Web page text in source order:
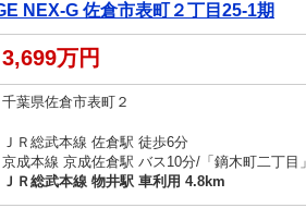
NEX-G 佐倉市表町２丁目25-1期
3,699万円
千葉県佐倉市表町２
ＪＲ総武本線 佐倉駅 徒歩6分
京成本線 京成佐倉駅 バス10分/「鏑木町二丁目
ＪＲ総武本線 物井駅 車利用 4.8km